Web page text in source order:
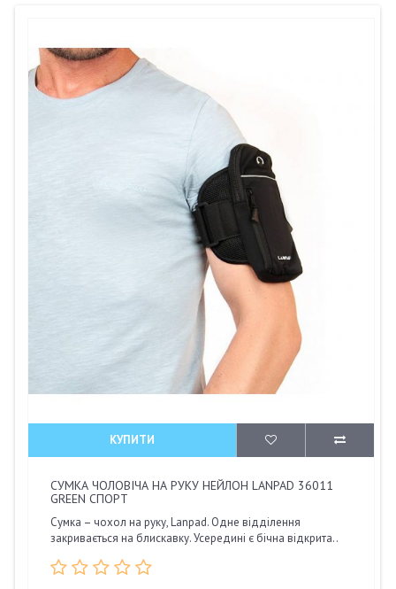
КУПИТИ
СУМКА ЧОЛОВІЧА НА РУКУ НЕЙЛОН LANPAD 36011
GREEN СПОРТ
Сумка – чохол на руку, Lanpad. Одне відділення
закривається на блискавку. Усередині є бічна відкрита..